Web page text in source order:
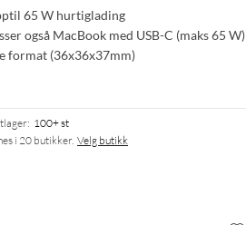
65 W hurtiglading
også MacBook med USB-C (maks 65 W)
format (36x36x37mm)
: 100+ st
i 20 butikker. Velg butikk